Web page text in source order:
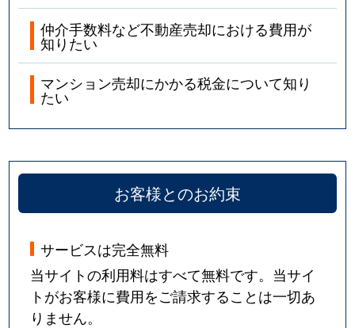
仲介手数料など不動産売却における費用が
知りたい
マンション売却にかかる税金について知り
たい
お客様とのお約束
サービスは完全無料
当サイトの利用料はすべて無料です。当サイ
トがお客様に費用をご請求することは一切あ
りません。